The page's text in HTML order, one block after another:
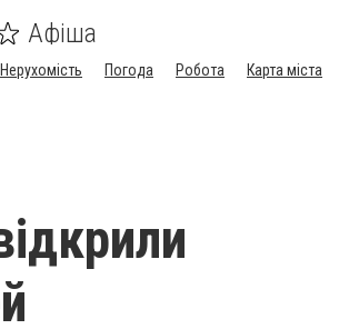
Афіша
Нерухомість Погода Робота
Карта міста